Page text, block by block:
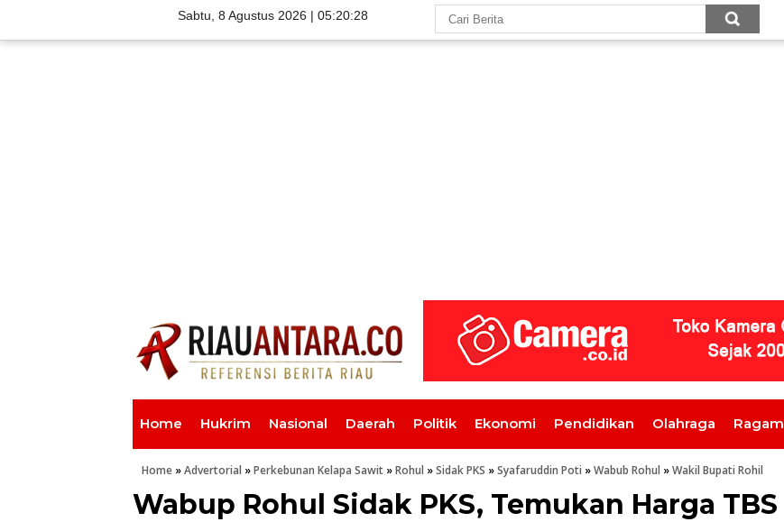
Sabtu, 8 Agustus 2026 | 05:20:29
Home Hukrim Nasional Daerah Politik Ekonomi Pendidikan Olahraga Ragam
Home »Advertorial »Perkebunan Kelapa Sawit »Rohul »Sidak PKS »Syafaruddin Poti »Wabub Rohul »Wakil Bupati Rohil
Wabup Rohul Sidak PKS, Temukan Harga TBS